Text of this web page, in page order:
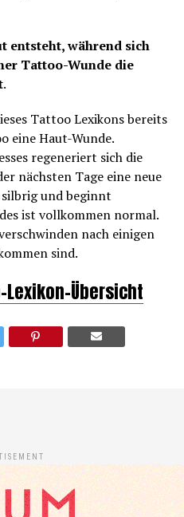
entsteht, während sich
Tattoo-Wunde die
.
Tattoo Lexikons bereits
eine Haut-Wunde.
regeneriert sich die
nächsten Tage eine neue
und beginnt
ist vollkommen normal.
nach einigen
sind.
Übersicht